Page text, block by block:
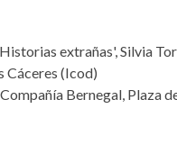
extrañas', Silvia
Cáceres (Icod)
Bernegal, Plaza